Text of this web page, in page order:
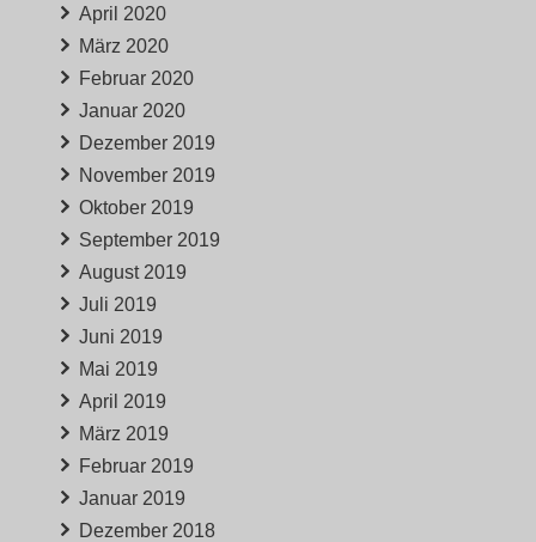
April 2020
März 2020
Februar 2020
Januar 2020
Dezember 2019
November 2019
Oktober 2019
September 2019
August 2019
Juli 2019
Juni 2019
Mai 2019
April 2019
März 2019
Februar 2019
Januar 2019
Dezember 2018